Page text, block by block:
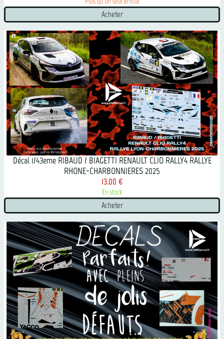
Acheter
Décal 1/43eme RIBAUD / BIAGETTI RENAULT CLIO RALLY4 RALLYE
RHONE-CHARBONNIERES 2025
13.00 €
En stock
Acheter